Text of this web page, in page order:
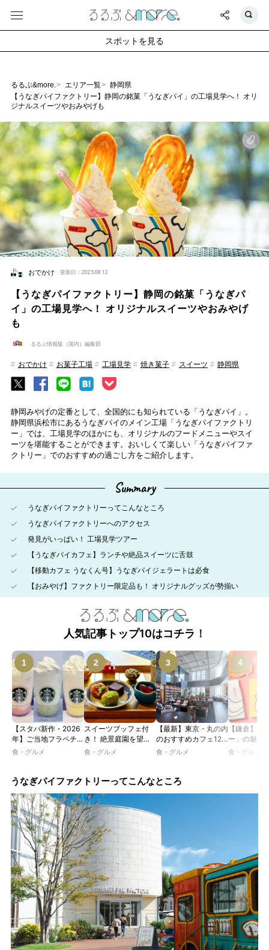
るるぶ&more. エリア一覧
静岡県
【うなぎパイファクトリー】静岡の銘菓「うなぎパイ」の工場見学へ！ オリ
ジナルスイーツやおみやげも
おでかけ 更新日：2025.08.12
【うなぎパイファクトリー】静岡の銘菓「うなぎパ
イ」の工場見学へ！ オリジナルスイーツやおみやげ
も
るるぶ情報版（国内）編集部
おでかけ お菓子工場 工場見学 焼き菓子 スイーツ 静岡県
静岡みやげの定番として、全国的にも知られている「うなぎパイ」。
静岡県浜松市にあるうなぎパイのメイン工場「うなぎパイファクトリ
ー」では、工場見学のほかにも、オリジナルのフードメニューやスイ
ーツを堪能することができます。おいしくて楽しい「うなぎパイファ
クトリー」でのおすすめの過ごし方をご紹介します。
Summary
うなぎパイファクトリーってこんなところ
うなぎパイファクトリーへのアクセス
発見がいっぱい！ 工場見学ツアー
【うなぎパイカフェ】ランチや絶品スイーツに舌鼓
【移動カフェ うなくん号】うなぎパイジェラートは必食
【おみやげ】ファクトリー限定品も！ オリジナルグッズが勢揃い
人気記事トップ10はコチラ！
【スタバ新作・2026
年】ご当地フラペチー
ノが新登場！ 地域と
JIMOTO
PROGRAM」が青
森・群馬・沖縄で始
動。6種類を飲んで実
食レポート
食・グルメ
スイーツブッフェ付
き！ 絶景庭園を望む
ホテルレストランで味
ツトレンドVol.105】
食・グルメ
【最新】東京・丸の内
のおすすめカフェ12
選｜ひとりでゆったり
るカフェ、優雅なホテ
食・グルメ
【鎌倉】「
ー」の魅力
説！ 定番商
食・グルメ
うなぎパイファクトリーってこんなところ
スポットを見る